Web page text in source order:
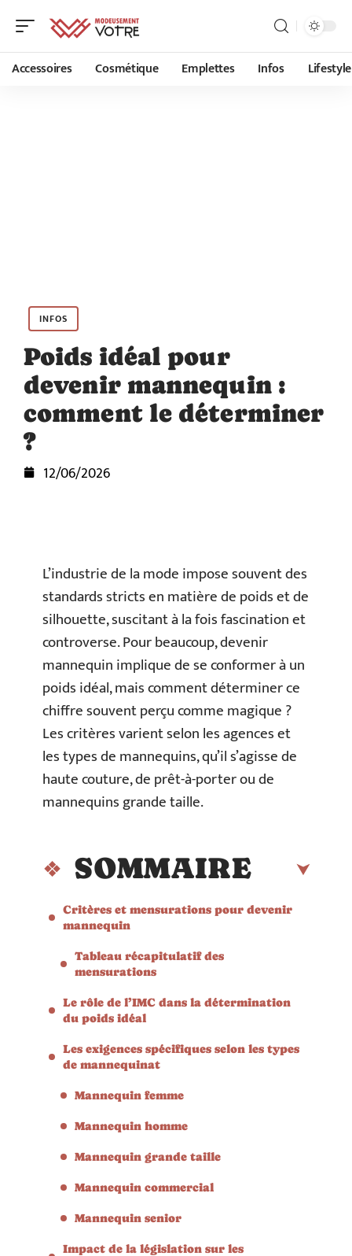
Accessoires Cosmétique Emplettes Infos Lifestyle
INFOS
Poids idéal pour
devenir mannequin :
comment le déterminer
?
12/06/2026
L’industrie de la mode impose souvent des
standards stricts en matière de poids et de
silhouette, suscitant à la fois fascination et
controverse. Pour beaucoup, devenir
mannequin implique de se conformer à un
poids idéal, mais comment déterminer ce
chiffre souvent perçu comme magique ?
Les critères varient selon les agences et
les types de mannequins, qu’il s’agisse de
haute couture, de prêt-à-porter ou de
mannequins grande taille.
SOMMAIRE
Critères et mensurations pour devenir
mannequin
Tableau récapitulatif des
mensurations
Le rôle de l’IMC dans la détermination
du poids idéal
Les exigences spécifiques selon les types
de mannequinat
Mannequin femme
Mannequin homme
Mannequin grande taille
Mannequin commercial
Mannequin senior
Impact de la législation sur les